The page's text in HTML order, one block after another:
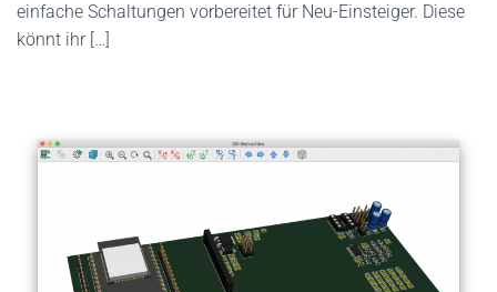
einfache Schaltungen vorbereitet für Neu-Einsteiger. Diese
könnt ihr […]